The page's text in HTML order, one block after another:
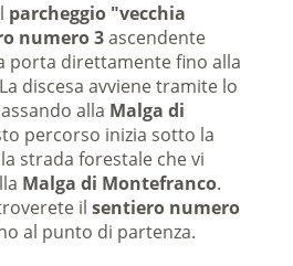
parcheggio "vecchia
numero 3ascendente
porta direttamente fino alla
discesa avviene tramite lo
alla Malga di
percorso inizia sotto la
strada forestale che vi
Malga di Montefranco.
ilsentiero numero
al punto di partenza.